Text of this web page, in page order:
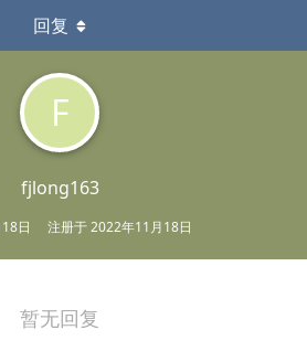
F
fjlong163
日 注册于2022年11月18日
回复
暂无回复